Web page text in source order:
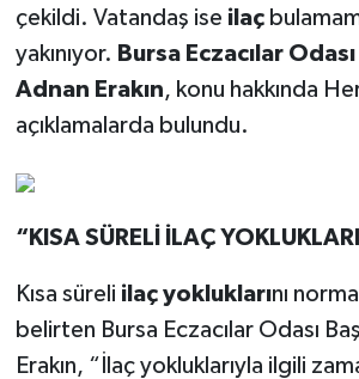
çekildi. Vatandaş ise ilaç
yakınıyor. Bursa Eczacılar
Adnan Erakın, konu hakkında
açıklamalarda bulundu.
“KISA SÜRELİ İLAÇ
Kısa süreli ilaç yokluklarını
belirten Bursa Eczacılar Odası
Erakın, “İlaç yokluklarıyla ilgili